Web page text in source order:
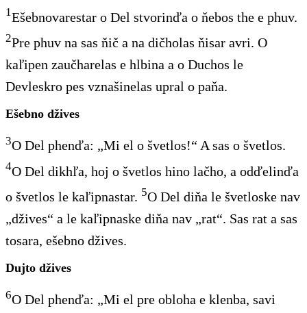
1Ešebnovarestar o Del stvorinďa o ňebos the e phuv.
2Pre phuv na sas ňič a na dičholas ňisar avri. O
kaľipen zaučharelas e hlbina a o Duchos le
Devleskro pes vznašinelas upral o paňa.
Ešebno džives
3O Del phenďa: „Mi el o švetlos!“ A sas o švetlos.
4O Del dikhľa, hoj o švetlos hino lačho, a odďelinďa
o švetlos le kaľipnastar. 5O Del diňa le švetloske nav
„džives“ a le kaľipnaske diňa nav „rat“. Sas rat a sas
tosara, ešebno džives.
Dujto džives
6O Del phenďa: „Mi el pre obloha e klenba, savi